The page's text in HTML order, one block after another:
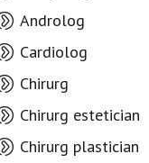
Androlog
Cardiolog
Chirurg
Chirurg estetician
Chirurg plastician